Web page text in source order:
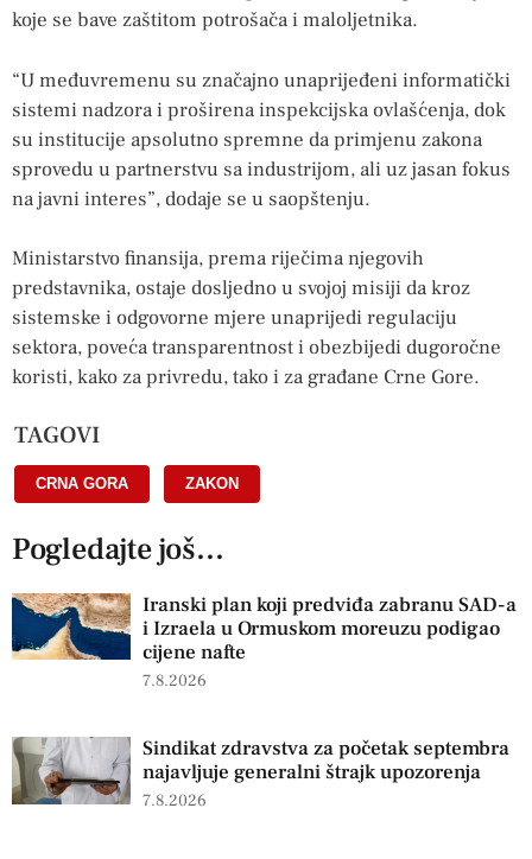
koje se bave zaštitom potrošača i maloljetnika.
“U međuvremenu su značajno unaprijeđeni informatički
sistemi nadzora i proširena inspekcijska ovlašćenja, dok
su institucije apsolutno spremne da primjenu zakona
sprovedu u partnerstvu sa industrijom, ali uz jasan fokus
na javni interes”, dodaje se u saopštenju.
Ministarstvo finansija, prema riječima njegovih
predstavnika, ostaje dosljedno u svojoj misiji da kroz
sistemske i odgovorne mjere unaprijedi regulaciju
sektora, poveća transparentnost i obezbijedi dugoročne
koristi, kako za privredu, tako i za građane Crne Gore.
TAGOVI
CRNA GORA ZAKON
Pogledajte još...
Iranski plan koji predviđa zabranu SAD-a
i Izraela u Ormuskom moreuzu podigao
cijene nafte
7.8.2026
Sindikat zdravstva za početak septembra
najavljuje generalni štrajk upozorenja
7.8.2026